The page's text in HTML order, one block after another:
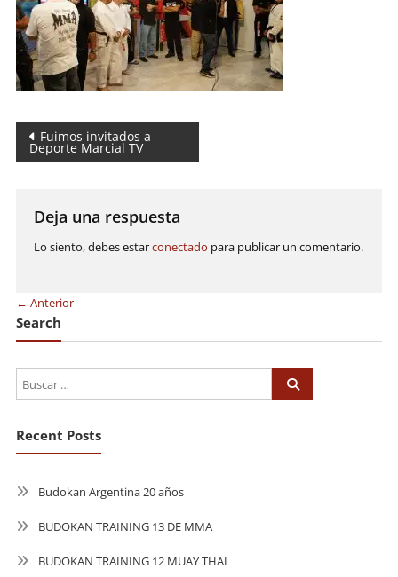
Navegación
de
entradas
Fuimos invitados a
Deporte Marcial TV
Deja una respuesta
Lo siento, debes estarconectado para publicar un comentario.
← Anterior
Search
Recent Posts
Budokan Argentina 20 años
BUDOKAN TRAINING 13 DE MMA
BUDOKAN TRAINING 12 MUAY THAI